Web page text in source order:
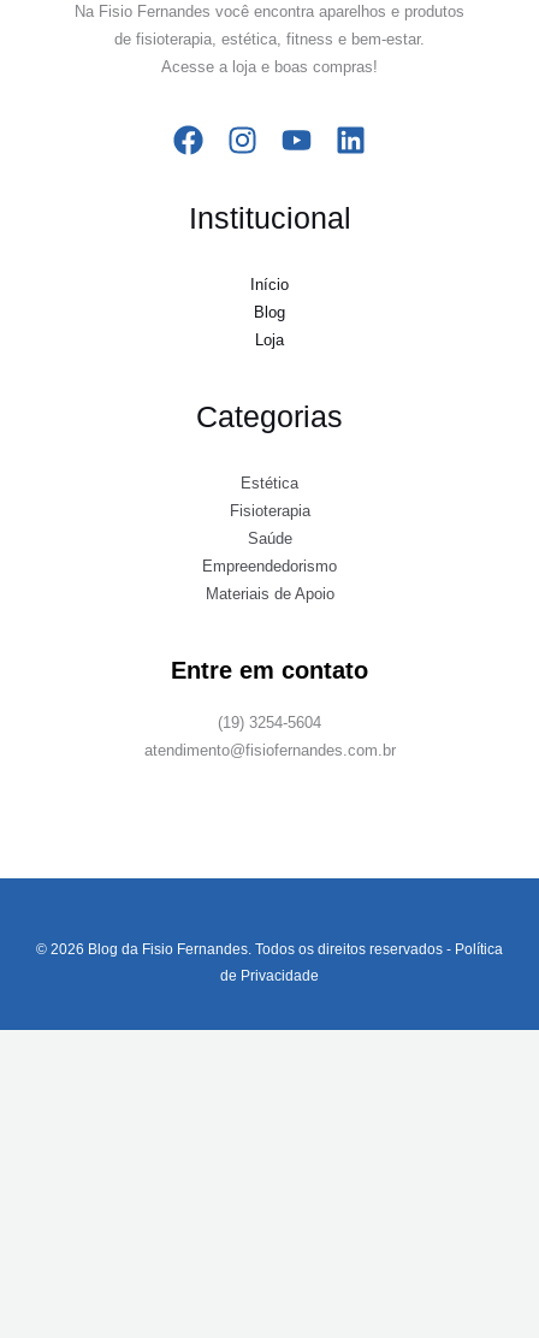
Na Fisio Fernandes você encontra aparelhos e produtos
de fisioterapia, estética, fitness e bem-estar.
Acesse a loja e boas compras!
Institucional
Início
Blog
Loja
Categorias
Estética
Fisioterapia
Saúde
Empreendedorismo
Materiais de Apoio
Entre em contato
(19) 3254-5604
atendimento@fisiofernandes.com.br
© 2026 Blog da Fisio Fernandes. Todos os direitos reservados - Política
de Privacidade